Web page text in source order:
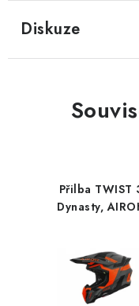
Diskuze
Přilba TWIST
Dynasty,